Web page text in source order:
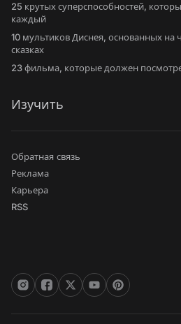
25 крутых суперспособностей,
каждый
10 мультиков Диснея, основанных
сказках
23 фильма, которые должен
Изучить
Обратная связь
Реклама
Карьера
RSS